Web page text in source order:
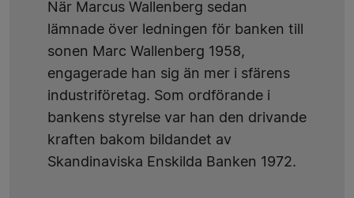
När Marcus Wallenberg sedan
lämnade över ledningen för banken till
sonen Marc Wallenberg 1958,
engagerade han sig än mer i sfärens
industriföretag. Som ordförande i
bankens styrelse var han den drivande
kraften bakom bildandet av
Skandinaviska Enskilda Banken 1972.